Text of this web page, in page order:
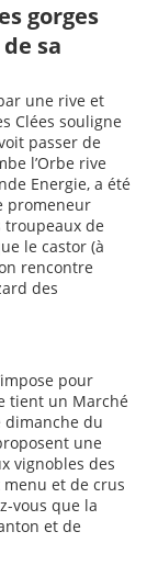
gorges
sa
une rive et
Clées souligne
passer de
l’Orbe rive
Energie, a été
promeneur
troupeaux de
le castor (à
rencontre
des
pour
tient un Marché
dimanche du
une
vignobles des
menu et de crus
vous que la
et de